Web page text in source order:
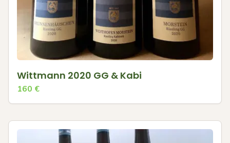
Wittmann 2020 GG & Kabi
160 €